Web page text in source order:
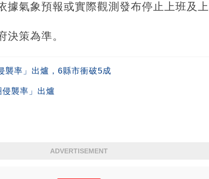
據氣象預報或實際觀測發布停止上班及上
決策為準。
襲率」出爐，6縣市衝破5成
襲率」出爐
ADVERTISEMENT